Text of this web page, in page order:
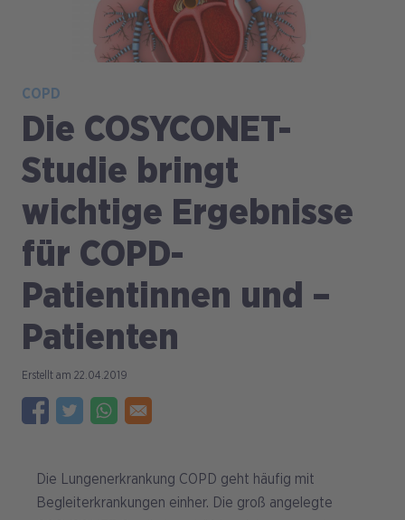
COPD
Die COSYCONET-
Studie bringt
wichtige Ergebnisse
für COPD-
Patientinnen und –
Patienten
22.04.2019
Die Lungenerkrankung COPD geht häufig mit
Begleiterkrankungen einher. Die groß angelegte